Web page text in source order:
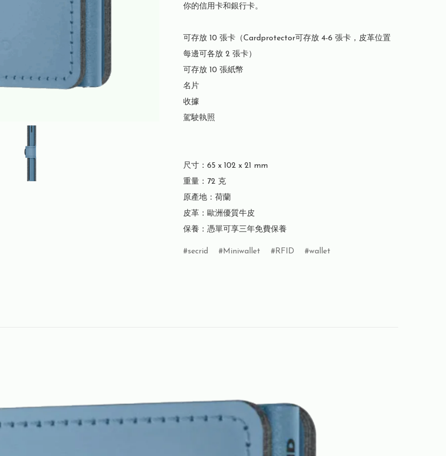
你的信用卡和銀行卡。
可存放 10 張卡（Cardprotector可存放 4-6 張卡，皮革位置
每邊可各放 2 張卡）
可存放 10 張紙幣
名片
收據
駕駛執照
尺寸：65 x 102 x 21 mm
重量：72 克
原產地：荷蘭
皮革：歐洲優質牛皮
保養：憑單可享三年免費保養
secrid Miniwallet RFID wallet